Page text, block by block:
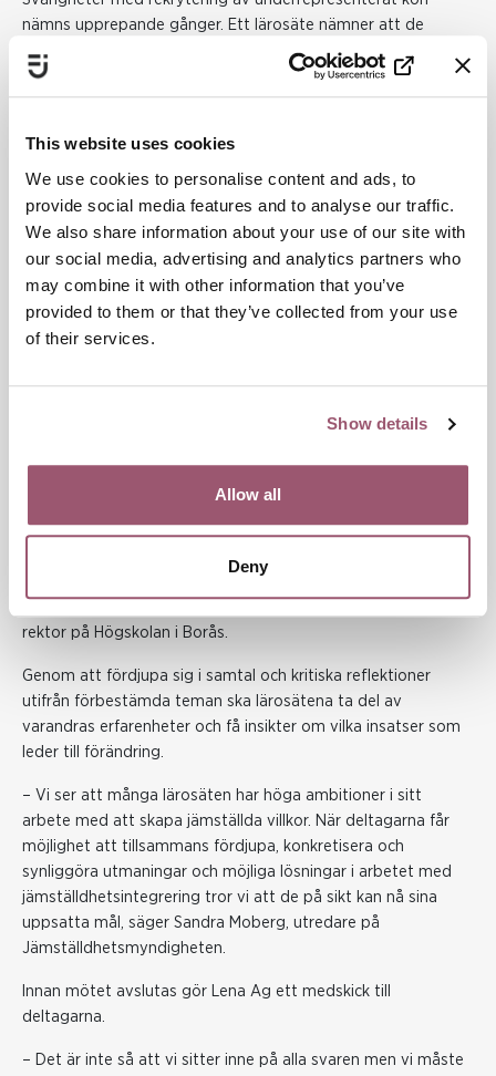
This website uses cookies
We use cookies to personalise content and ads, to
provide social media features and to analyse our traffic.
We also share information about your use of our site with
our social media, advertising and analytics partners who
may combine it with other information that you’ve
provided to them or that they’ve collected from your use
of their services.
Show details
Allow all
Deny
nämns upprepande gånger. Ett lärosäte nämner att de
förstod vidden av problematiken när de utannonserade flera
ledarpositioner och endast fick ansökningar från män.
Södertörns Högskola konstaterar att av deras 20 högst
– Vi lyckas rekrytera kvinnliga studenter till våra utbildningar
men av de mest attraktiva professurerna, anställningar med
Insatser som leder till förändring
Genom seminarieserien förväntar sig deltagarna att få
jämställdhetsintegrering görs i praktiken, hur kunskaper
förutsättningar och villkor för underrepresenterade grupper.
– Vi jämför oss gärna med andra, för att få tips på
organisering utifrån det. Vi vill diskutera sådant som
meritokrati vs jämställdhet, individ kontra organisation och
rektor på Högskolan i Borås.
Genom att fördjupa sig i samtal och kritiska reflektioner
utifrån förbestämda teman ska lärosätena ta del av
varandras erfarenheter och få insikter om vilka insatser som
leder till förändring.
– Vi ser att många lärosäten har höga ambitioner i sitt
arbete med att skapa jämställda villkor. När deltagarna får
möjlighet att tillsammans fördjupa, konkretisera och
synliggöra utmaningar och möjliga lösningar i arbetet med
jämställdhetsintegrering tror vi att de på sikt kan nå sina
uppsatta mål, säger Sandra Moberg, utredare på
Jämställdhetsmyndigheten.
Innan mötet avslutas gör Lena Ag ett medskick till
deltagarna.
– Det är inte så att vi sitter inne på alla svaren men vi måste